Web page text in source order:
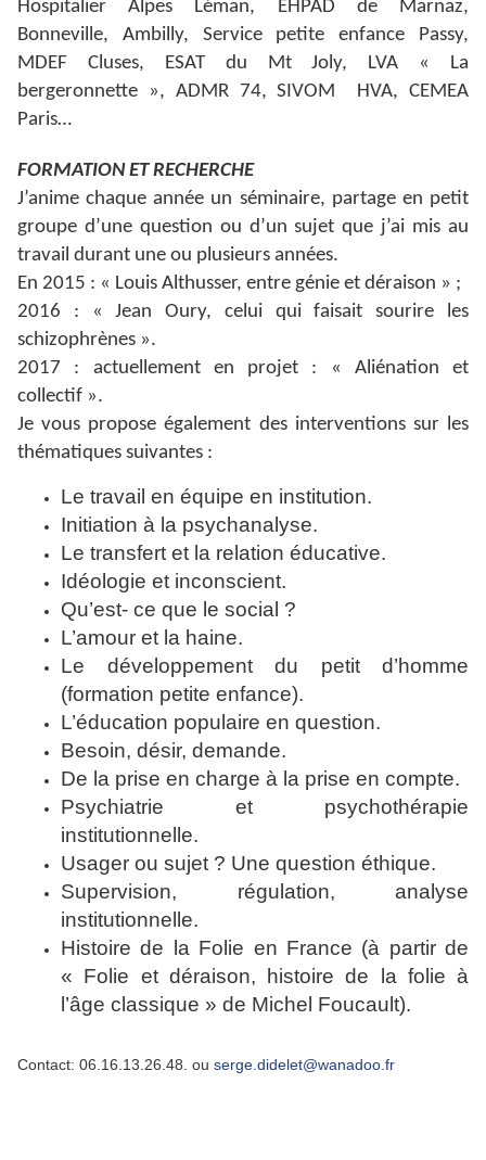
Hospitalier Alpes Léman, EHPAD de Marnaz,
Bonneville, Ambilly, Service petite enfance Passy,
MDEF Cluses, ESAT du Mt Joly, LVA « La
bergeronnette », ADMR 74, SIVOM HVA, CEMEA
Paris…
FORMATION ET RECHERCHE
J’anime chaque année un séminaire, partage en petit
groupe d’une question ou d’un sujet que j’ai mis au
travail durant une ou plusieurs années.
En 2015 : « Louis Althusser, entre génie et déraison » ;
2016 : « Jean Oury, celui qui faisait sourire les
schizophrènes ».
2017 : actuellement en projet : « Aliénation et
collectif ».
Je vous propose également des interventions sur les
thématiques suivantes :
Le travail en équipe en institution.
Initiation à la psychanalyse.
Le transfert et la relation éducative.
Idéologie et inconscient.
Qu’est- ce que le social ?
L’amour et la haine.
Le développement du petit d’homme
(formation petite enfance).
L’éducation populaire en question.
Besoin, désir, demande.
De la prise en charge à la prise en compte.
Psychiatrie et psychothérapie
institutionnelle.
Usager ou sujet ? Une question éthique.
Supervision, régulation, analyse
institutionnelle.
Histoire de la Folie en France (à partir de
« Folie et déraison, histoire de la folie à
l’âge classique » de Michel Foucault).
Contact: 06.16.13.26.48. ou serge.didelet@wanadoo.fr